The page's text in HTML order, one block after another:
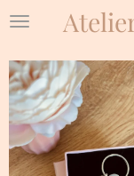
Passer
principal